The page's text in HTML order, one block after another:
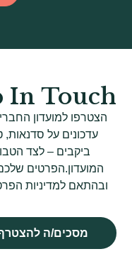
In Touch
עדכונים על סדנאות,
ביקבים – לצד
המועדון.הפרטים
ובהתאם למדיניות
מסכים/ה להצטרף